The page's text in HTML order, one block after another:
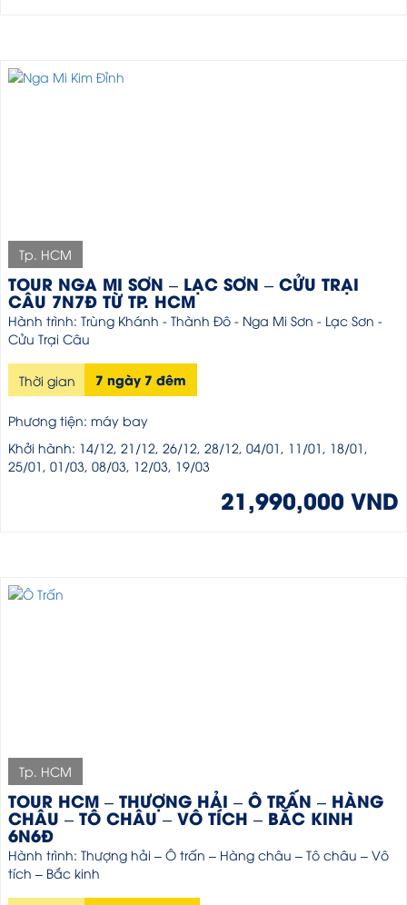
Tp. HCM
TOUR NGA MI SƠN – LẠC SƠN – CỬU TRẠI
CÂU 7N7Đ TỪ TP. HCM
Hành trình: Trùng Khánh - Thành Đô - Nga Mi Sơn - Lạc Sơn -
Cửu Trại Câu
Thời gian 7 ngày 7 đêm
Phương tiện: máy bay
Khởi hành: 14/12, 21/12, 26/12, 28/12, 04/01, 11/01, 18/01,
25/01, 01/03, 08/03, 12/03, 19/03
21,990,000 VND
Tp. HCM
TOUR HCM – THƯỢNG HẢI – Ô TRẤN – HÀNG
CHÂU – TÔ CHÂU – VÔ TÍCH – BẮC KINH
6N6Đ
Hành trình: Thượng hải – Ô trấn – Hàng châu – Tô châu – Vô
tích – Bắc kinh